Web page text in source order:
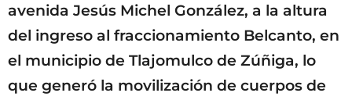
avenida Jesús Michel González, a la altura
del ingreso al fraccionamiento Belcanto, en
el municipio de Tlajomulco de Zúñiga, lo
que generó la movilización de cuerpos de